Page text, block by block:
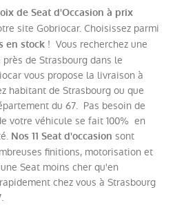
de Seat d'Occasion à prix
site Gobriocar. Choisissez parmi
en stock ! Vous recherchez une
de Strasbourg dans le
vous propose la livraison à
habitant de Strasbourg ou que
du 67. Pas besoin de
votre véhicule se fait 100% en
Nos 11 Seat d'occasion sont
finitions, motorisation et
Seat moins cher qu'en
chez vous à Strasbourg